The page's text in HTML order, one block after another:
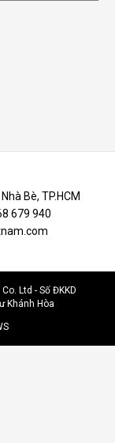
Bè, TP.HCM
679 940
Ltd - Số ĐKKD
Khánh Hòa